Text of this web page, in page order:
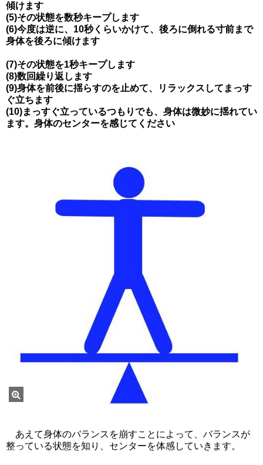
傾けます
(5)その状態を数秒キープします
(6)今度は逆に、10秒くらいかけて、後ろに倒れる寸前まで
身体を後ろに傾けます
(7)その状態を1秒キープします
(8)数回繰り返します
(9)身体を前後に揺らすのを止めて、リラックスしてまっす
ぐ立ちます
(10)まっすぐ立っているつもりでも、身体は微妙に揺れてい
ます。身体のセンターを感じてください
あえて身体のバランスを崩すことによって、バランスが
整っている状態を知り、センターを体感していきます。